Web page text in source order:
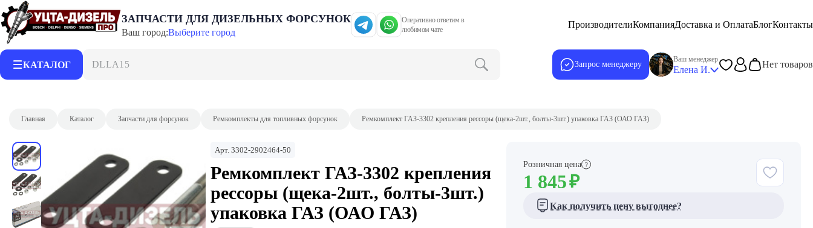
ЗАПЧАСТИ ДЛЯ ДИЗЕЛЬНЫХ ФОРСУНОК
Ваш город:Выберите город
Оперативно ответим в
любимом чате
ПроизводителиКомпанияДоставка и ОплатаБлогКонтакты
КАТАЛОГ DLLA150P21 Запрос менеджеру
Ваш менеджер
Елена И.
Нет товаров
Главная Каталог Запчасти для форсунок Ремкомплекты для топливных форсунок Ремкомплект ГАЗ-3302 крепления рессоры (щека-2шт., болты-3шт.) упаковка ГАЗ (ОАО ГАЗ)
Розничная цена ?
1 845₽
Как получить цену выгоднее?
Арт. 3302-2902464-50
Ремкомплект ГАЗ-3302 крепления
рессоры (щека-2шт., болты-3шт.)
упаковка ГАЗ (ОАО ГАЗ)